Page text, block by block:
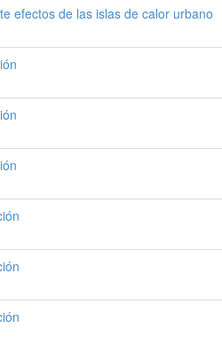
efectos de las islas de calor urbano